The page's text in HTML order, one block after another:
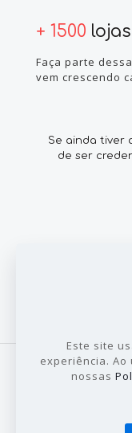
+ 1500 lojas
Faça parte
vem crescendo
Se ainda tiver
de ser
© 2022
Card -
Este site
experiência. Ao
nossas